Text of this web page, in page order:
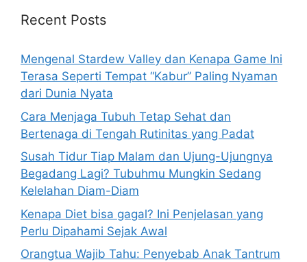
h
r
:
Recent Posts
Mengenal Stardew Valley dan Kenapa Game Ini
Terasa Seperti Tempat “Kabur” Paling Nyaman
dari Dunia Nyata
Cara Menjaga Tubuh Tetap Sehat dan
Bertenaga di Tengah Rutinitas yang Padat
Susah Tidur Tiap Malam dan Ujung-Ujungnya
Begadang Lagi? Tubuhmu Mungkin Sedang
Kelelahan Diam-Diam
Kenapa Diet bisa gagal? Ini Penjelasan yang
Perlu Dipahami Sejak Awal
Orangtua Wajib Tahu: Penyebab Anak Tantrum